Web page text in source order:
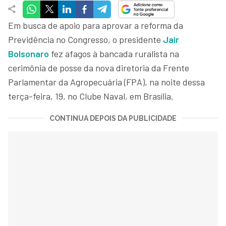
Em busca de apoio para aprovar a reforma da
Previdência no Congresso, o presidente Jair
Bolsonaro fez afagos à bancada ruralista na
cerimônia de posse da nova diretoria da Frente
Parlamentar da Agropecuária (FPA), na noite dessa
terça-feira, 19, no Clube Naval, em Brasília.
CONTINUA DEPOIS DA PUBLICIDADE